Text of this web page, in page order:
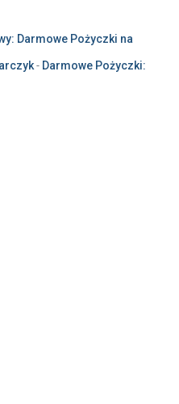
Darmowe Pożyczki na
- Darmowe Pożyczki: